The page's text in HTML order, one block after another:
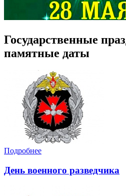
Государственные
памятные даты
Подробнее
День военного разведчика